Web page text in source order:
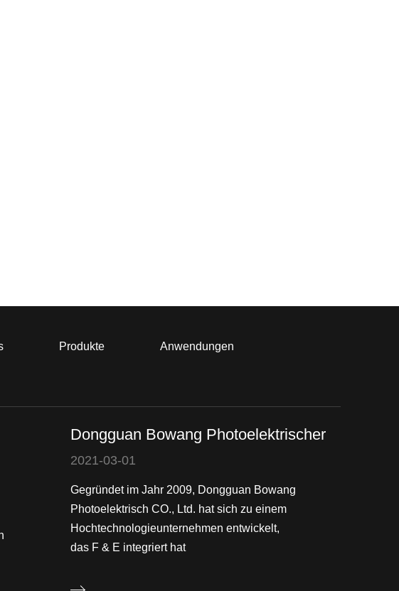
Produkte Anwendungen
Dongguan Bowang Photoelektrischer
2021-03-01
Gegründet im Jahr 2009, Dongguan Bowang
Photoelektrisch CO., Ltd. hat sich zu einem
Hochtechnologieunternehmen entwickelt,
das F & E integriert hat